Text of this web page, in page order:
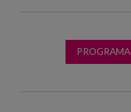
PROGRAMA